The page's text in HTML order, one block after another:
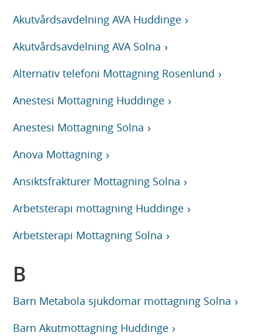
Akutvårdsavdelning AVA Huddinge
Akutvårdsavdelning AVA Solna
Alternativ telefoni Mottagning Rosenlund
Anestesi Mottagning Huddinge
Anestesi Mottagning Solna
Anova Mottagning
Ansiktsfrakturer Mottagning Solna
Arbetsterapi mottagning Huddinge
Arbetsterapi Mottagning Solna
B
Barn Metabola sjukdomar mottagning Solna
Barn Akutmottagning Huddinge